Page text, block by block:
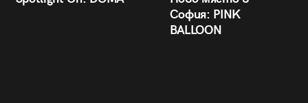
София: PINK
BALLOON